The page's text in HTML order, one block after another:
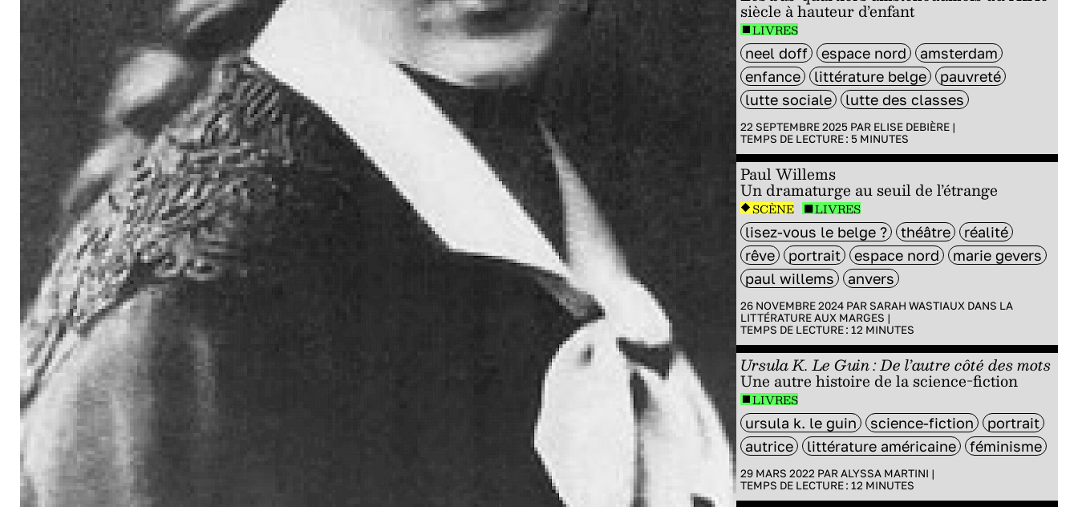
siècle à hauteur d’enfant
LIVRES
neel doff espace nord
amsterdam
enfance
littérature belge
pauvreté
lutte sociale
lutte des classes
22 SEPTEMBRE 2025 PAR ELISE DEBIÈRE|
TEMPS DE LECTURE : 5MINUTES
Paul Willems
Un dramaturge au seuil de l’étrange
SCÈNE LIVRES
lisez-vous le belge ? théâtre
réalité
rêve
portrait espace nord
marie gevers
paul willems
anvers
26 NOVEMBRE 2024 PAR SARAH WASTIAUX DANS LA
LITTÉRATURE AUX MARGES |
TEMPS DE LECTURE : 12 MINUTES
Ursula K. Le Guin : De l’autre côté des mots
Une autre histoire de la science-fiction
LIVRES
ursula k. le guin science-fiction
portrait
autrice
littérature américaine féminisme
29 MARS 2022 PARALYSSA MARTINI |
TEMPS DE LECTURE : 12 MINUTES